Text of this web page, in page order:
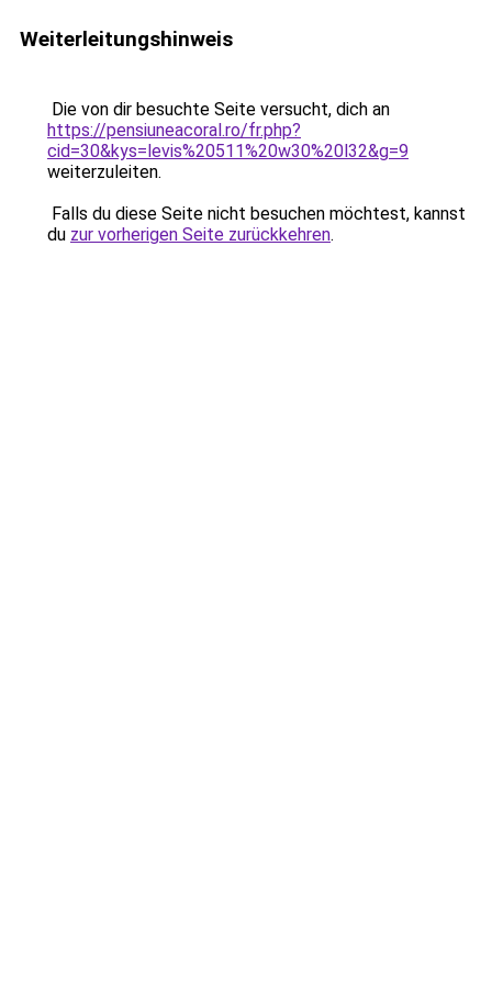
Weiterleitungshinweis
Die von dir besuchte Seite versucht, dich an
https://pensiuneacoral.ro/fr.php?
cid=30&kys=levis%20511%20w30%20l32&g=9
weiterzuleiten.
Falls du diese Seite nicht besuchen möchtest, kannst
du zur vorherigen Seite zurückkehren.